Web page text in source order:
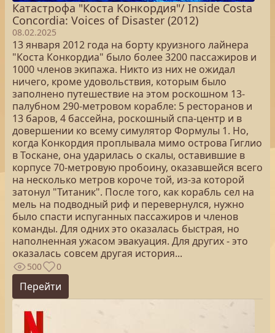
Катастрофа "Коста Конкордия"/ Inside Costa
Concordia: Voices of Disaster (2012)
08.02.2025
13 января 2012 года на борту круизного лайнера
"Коста Конкордиа" было более 3200 пассажиров и
1000 членов экипажа. Никто из них не ожидал
ничего, кроме удовольствия, которым было
заполнено путешествие на этом роскошном 13-
палубном 290-метровом корабле: 5 ресторанов и
13 баров, 4 бассейна, роскошный спа-центр и в
довершении ко всему симулятор Формулы 1. Но,
когда Конкордия проплывала мимо острова Гиглио
в Тоскане, она ударилась о скалы, оставившие в
корпусе 70-метровую пробоину, оказавшейся всего
на несколько метров короче той, из-за которой
затонул "Титаник". После того, как корабль сел на
мель на подводный риф и перевернулся, нужно
было спасти испуганных пассажиров и членов
команды. Для одних это оказалась быстрая, но
наполненная ужасом эвакуация. Для других - это
оказалась совсем другая история...
500 0
Перейти